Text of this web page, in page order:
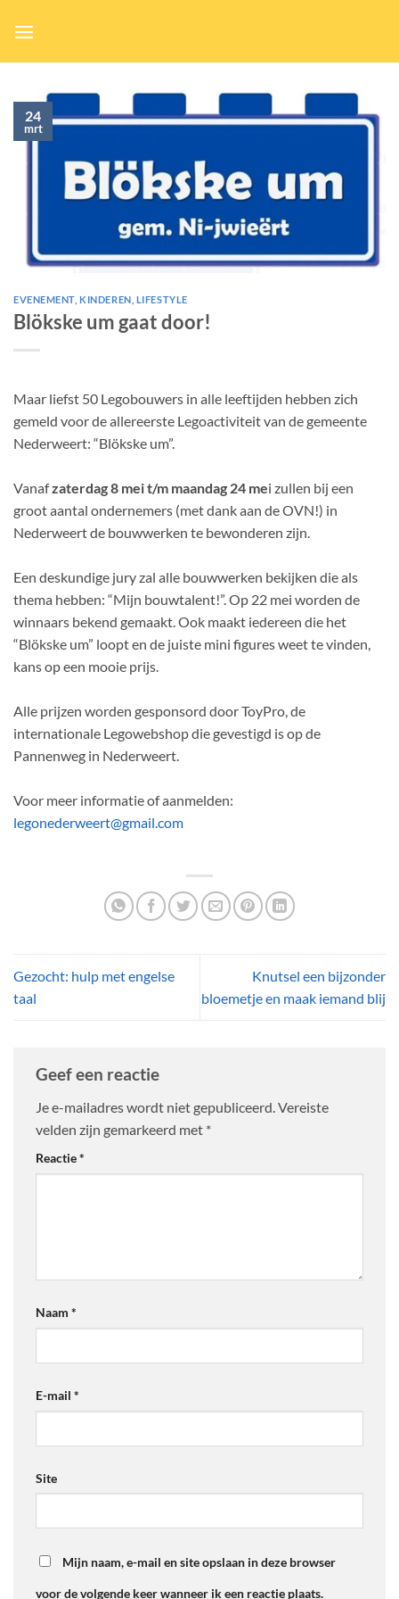
naar
24
mrt
EVENEMENT ,KINDEREN LIFESTYLE
Blökske um gaat door!
Maar liefst 50 Legobouwers in alle leeftijden hebben zich
gemeld voor de allereerste Legoactiviteit van de gemeente
Nederweert: “Blökske um”.
Vanafzaterdag 8 mei t/m maandag 24 mei zullen bij een
groot aantal ondernemers (met dank aan de OVN!) in
Nederweert de bouwwerken te bewonderen zijn.
Een deskundige jury zal alle bouwwerken bekijken die als
thema hebben: “Mijn bouwtalent!”. Op 22 mei worden de
winnaars bekend gemaakt. Ook maakt iedereen die het
“Blökske um” loopt en de juiste mini figures weet te vinden,
kans op een mooie prijs.
Alle prijzen worden gesponsord door ToyPro, de
internationale Legowebshop die gevestigd is op de
Pannenweg in Nederweert.
Voor meer informatie of aanmelden:
legonederweert@gmail.com
Gezocht: hulp met engelse
taal
Knutsel een bijzonder
bloemetje en maak iemand blij
Geef een reactie
Je e-mailadres wordt niet gepubliceerd.Vereiste
velden zijn gemarkeerd met *
Reactie*
Naam *
E-mail *
Site
Mijn naam, e-mail en site opslaan in deze browser
voor de volgende keer wanneer ik een reactie plaats.